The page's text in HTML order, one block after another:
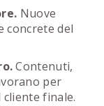
Nuove
concrete del
Contenuti,
per
finale.